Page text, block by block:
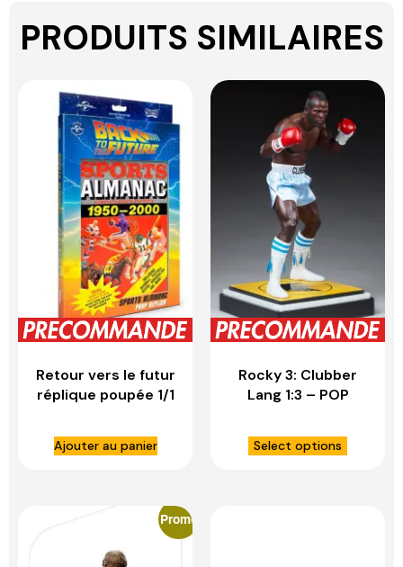
PRODUITS SIMILAIRES
Retour vers le futur
réplique poupée 1/1
DOCTOR
COLLECTOR
Ajouter au panier
Rocky 3: Clubber
Lang 1:3 – POP
COLLECTIBLES
Select options
Promo